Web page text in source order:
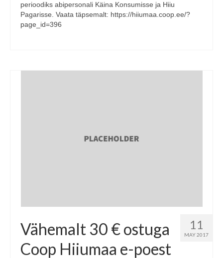
perioodiks abipersonali Käina Konsumisse ja Hiiu
Pagarisse. Vaata täpsemalt: https://hiiumaa.coop.ee/?
page_id=396
11
MAY 2017
Vähemalt 30 € ostuga
Coop Hiiumaa e-poest